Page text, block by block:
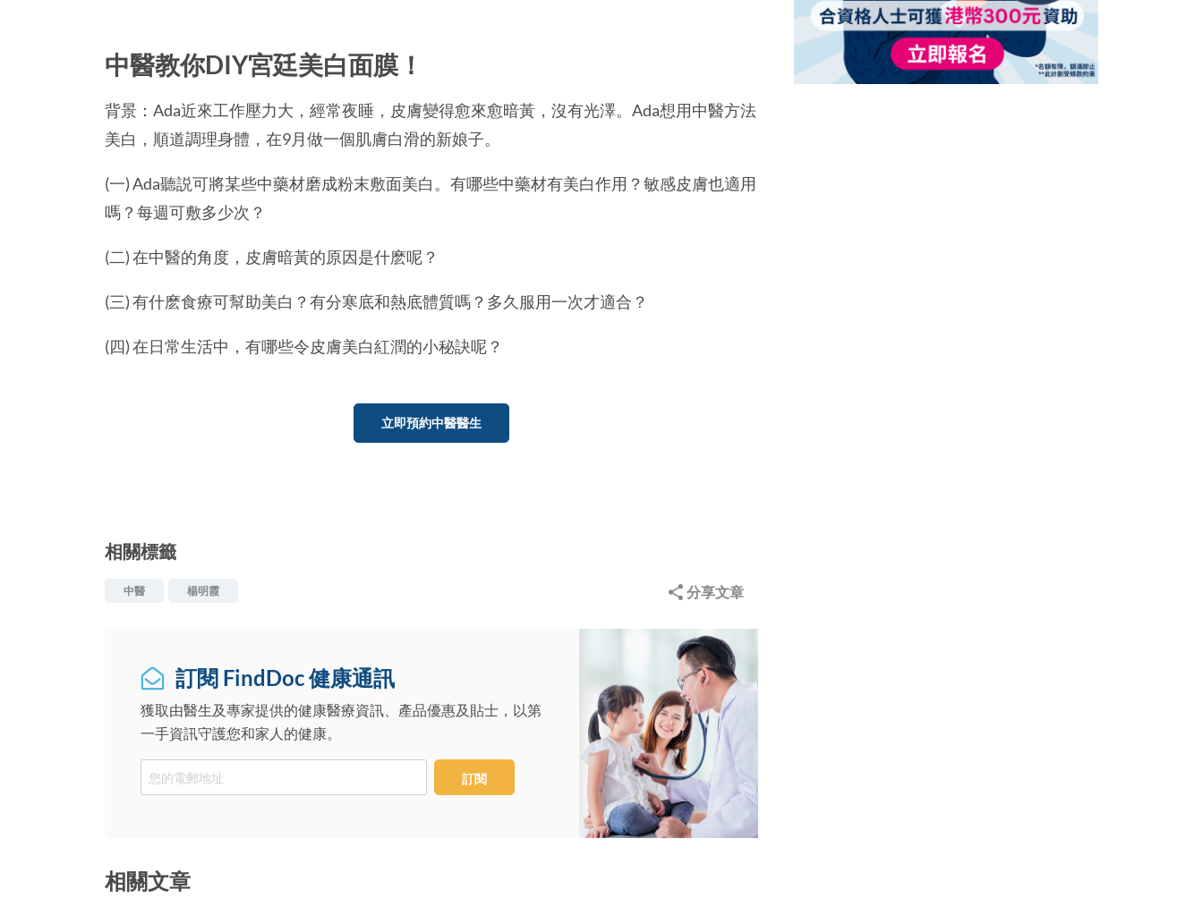
中醫教你DIY宮廷美白面膜！
背景：Ada近來工作壓力大，經常夜睡，皮膚變得愈來愈暗黃，沒有光澤。Ada想用中醫方法
美白，順道調理身體，在9月做一個肌膚白滑的新娘子。
(一) Ada聽説可將某些中藥材磨成粉末敷面美白。有哪些中藥材有美白作用？敏感皮膚也適用
嗎？每週可敷多少次？
(二) 在中醫的角度，皮膚暗黃的原因是什麽呢？
(三) 有什麽食療可幫助美白？有分寒底和熱底體質嗎？多久服用一次才適合？
(四) 在日常生活中，有哪些令皮膚美白紅潤的小秘訣呢？
立即預約中醫醫生
相關標籤
中醫 楊明霞 分享文章
訂閱 FindDoc 健康通訊
獲取由醫生及專家提供的健康醫療資訊、產品優惠及貼士，以第
一手資訊守護您和家人的健康。
Email
訂閱
相關文章